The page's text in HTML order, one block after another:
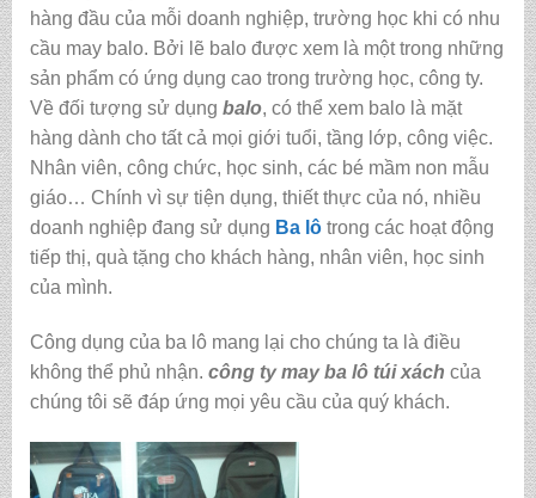
hàng đầu của mỗi doanh nghiệp, trường học khi có nhu
cầu may balo. Bởi lẽ balo được xem là một trong những
sản phẩm có ứng dụng cao trong trường học, công ty.
Về đối tượng sử dụng balo, có thể xem balo là mặt
hàng dành cho tất cả mọi giới tuổi, tầng lớp, công việc.
Nhân viên, công chức, học sinh, các bé mầm non mẫu
giáo… Chính vì sự tiện dụng, thiết thực của nó, nhiều
doanh nghiệp đang sử dụng Ba lôtrong các hoạt động
tiếp thị, quà tặng cho khách hàng, nhân viên, học sinh
của mình.
Công dụng của ba lô mang lại cho chúng ta là điều
không thể phủ nhận. công ty may ba lô túi xách của
chúng tôi sẽ đáp ứng mọi yêu cầu của quý khách.